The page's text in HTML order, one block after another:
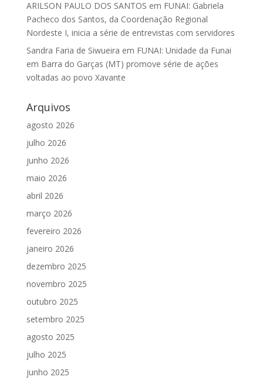
ARILSON PAULO DOS SANTOS em FUNAI: Gabriela
Pacheco dos Santos, da Coordenação Regional
Nordeste I, inicia a série de entrevistas com servidores
Sandra Faria de Siwueira em FUNAI: Unidade da Funai
em Barra do Garças (MT) promove série de ações
voltadas ao povo Xavante
Arquivos
agosto 2026
julho 2026
junho 2026
maio 2026
abril 2026
março 2026
fevereiro 2026
janeiro 2026
dezembro 2025
novembro 2025
outubro 2025
setembro 2025
agosto 2025
julho 2025
junho 2025